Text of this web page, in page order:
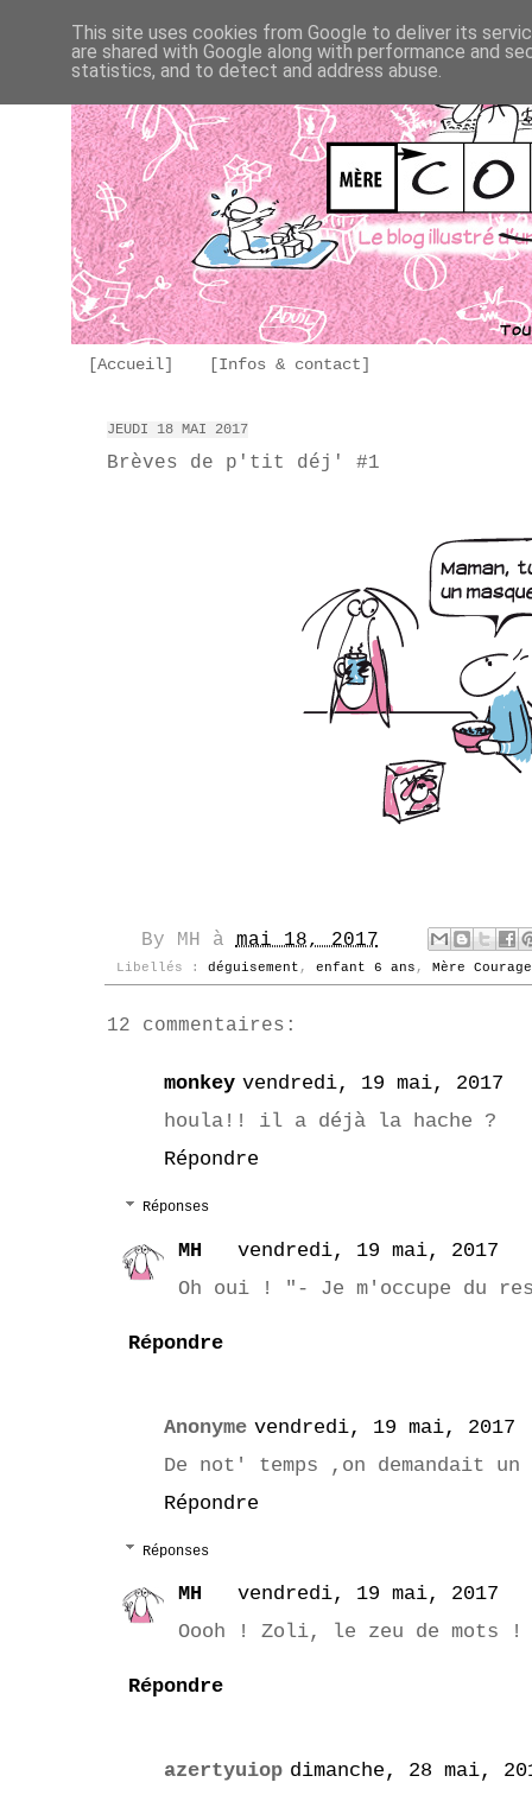
[Accueil] [Infos & contact]
JEUDI 18 MAI 2017
Brèves de p'tit déj' #1
By MH àmai 18, 2017
Libellés : déguisement , enfant 6 ans , Mère Courage
12 commentaires:
monkey vendredi, 19 mai, 2017
houla!! il a déjà la hache ?
Répondre
Réponses
MH
vendredi, 19 mai, 2017
Oh oui ! "- Je m'occupe du
Répondre
Anonyme vendredi, 19 mai, 2017
De not' temps ,on demandait
Répondre
Réponses
MH
vendredi, 19 mai, 2017
Oooh ! Zoli, le zeu de mots
Répondre
azertyuiop dimanche, 28 mai,
This site uses cookies from Google to deliver its
are shared with Google along with performance and
statistics, and to detect and address abuse.